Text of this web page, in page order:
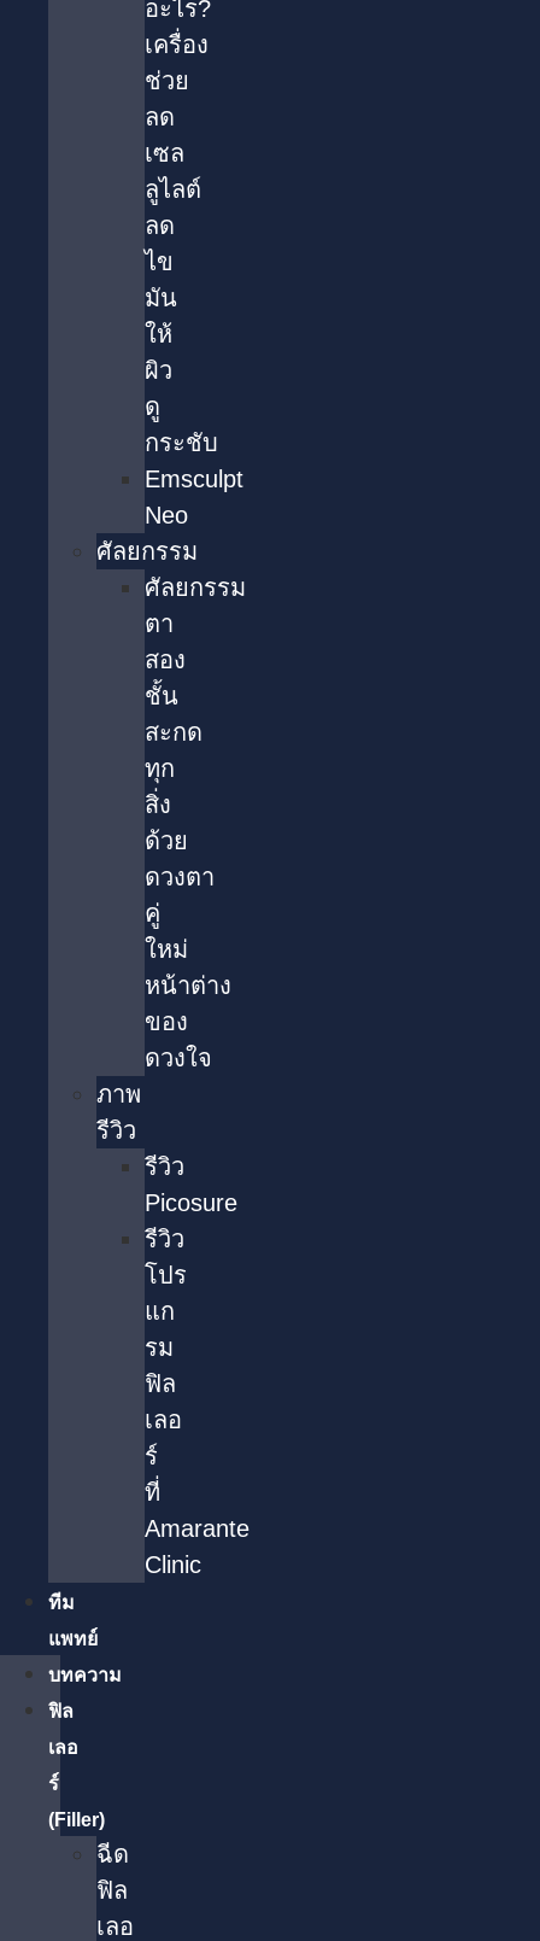
อะไร?
เครื่อง
ช่วย
ลด
เซล
ลูไลต์
ลด
ไข
มัน
ให้
ผิว
ดู
กระชับ
Emsculpt
Neo
ศัลยกรรม
ศัลยกรรม
ตา
สอง
ชั้น
สะกด
ทุก
สิ่ง
ด้วย
ดวงตา
คู่
ใหม่
หน้าต่าง
ของ
ดวงใจ
ภาพ
รีวิว
รีวิว
Picosure
รีวิว
โปร
แก
รม
ฟิล
เลอ
ร์
ที่
Amarante
Clinic
ทีม
แพทย์
บทความ
ฟิล
เลอ
ร์
(Filler)
ฉีด
ฟิล
เลอ